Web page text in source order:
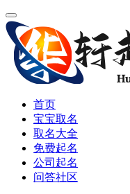
首页
宝宝取名
取名大全
免费起名
公司起名
问答社区